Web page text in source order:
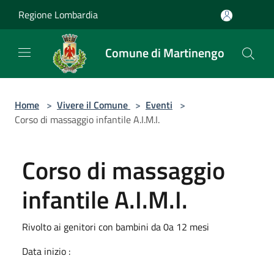
Regione Lombardia
Comune di Martinengo
Home > Vivere il Comune > Eventi >
Corso di massaggio infantile A.I.M.I.
Corso di massaggio
infantile A.I.M.I.
Rivolto ai genitori con bambini da 0a 12 mesi
Data inizio :